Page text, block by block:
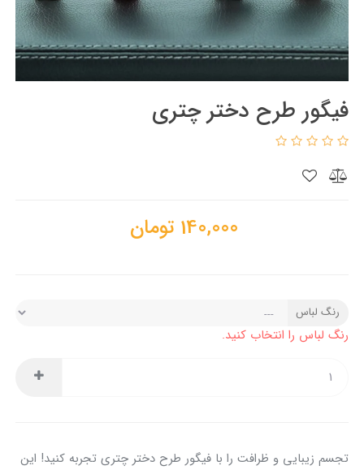
فیگور طرح دختر چتری
140,000 تومان
رنگ لباس
رنگ لباس را انتخاب کنید.
تجسم زیبایی و ظرافت را با فیگور طرح دختر چتری تجربه کنید! این